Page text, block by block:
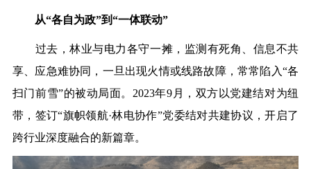
从“各自为政”到“一体联动”
过去，林业与电力各守一摊，监测有死角、信息不共
享、应急难协同，一旦出现火情或线路故障，常常陷入“各
扫门前雪”的被动局面。2023年9月，双方以党建结对为纽
带，签订“旗帜领航·林电协作”党委结对共建协议，开启了
跨行业深度融合的新篇章。